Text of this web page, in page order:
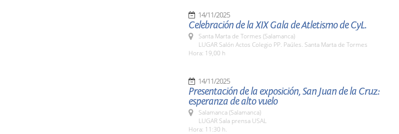
14/11/2025
Celebración de la XIX Gala de Atletismo de CyL.
Santa Marta de Tormes (Salamanca)
LUGAR Salón Actos Colegio PP. Paúles. Santa Marta de Tormes
Hora: 19,00 h
14/11/2025
Presentación de la exposición, San Juan de la Cruz:
esperanza de alto vuelo
Salamanca (Salamanca)
LUGAR Sala prensa USAL
Hora: 11:30 h.